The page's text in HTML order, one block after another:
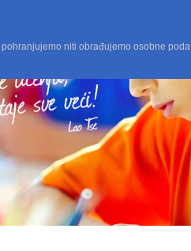
niti obrađujemo osobne